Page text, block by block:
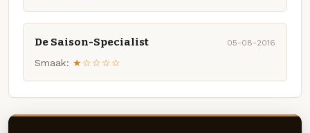
De Saison-Specialist 05-08-2016
Smaak: ★☆☆☆☆